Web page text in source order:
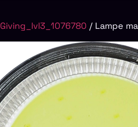
Giving_lvl3_1076780 / Lampe